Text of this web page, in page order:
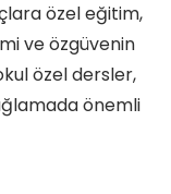
özel eğitim,
ve özgüvenin
özel dersler,
önemli